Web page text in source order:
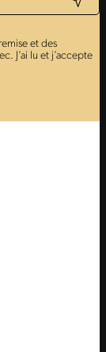
et des
J’ai lu et j’accepte